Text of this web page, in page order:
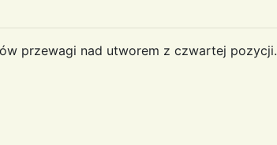
przewagi nad utworem z czwartej pozycji.